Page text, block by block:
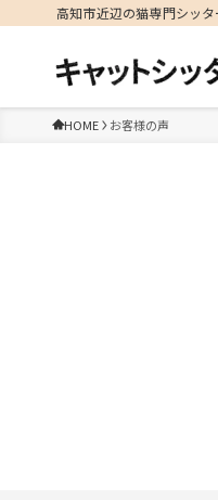
高知市近辺の猫専門シッタ
HOME お客様の声